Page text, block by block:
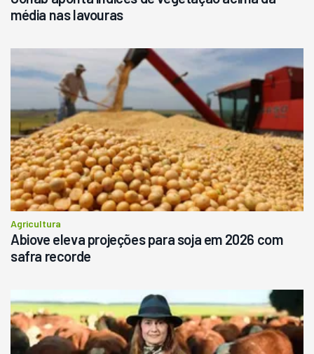
média nas lavouras
Agricultura
Abiove eleva projeções para soja em 2026 com
safra recorde